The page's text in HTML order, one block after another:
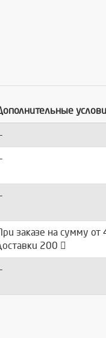
заказе на сумму от
200